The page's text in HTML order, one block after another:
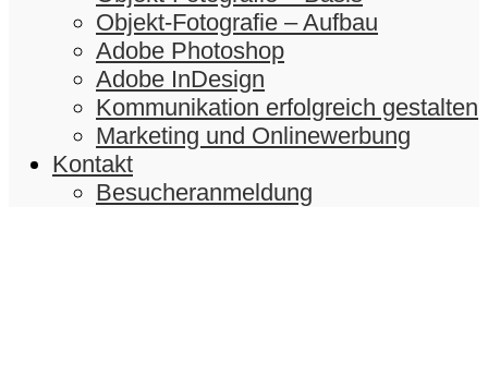
Objekt-Fotografie – Aufbau
Adobe Photoshop
Adobe InDesign
Kommunikation erfolgreich gestalten
Marketing und Onlinewerbung
Kontakt
Besucheranmeldung